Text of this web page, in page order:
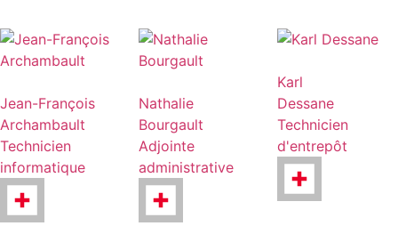
Jean-François
Archambault
Technicien
informatique
Nathalie
Bourgault
Adjointe
administrative
Karl
Dessane
Technicien
d'entrepôt